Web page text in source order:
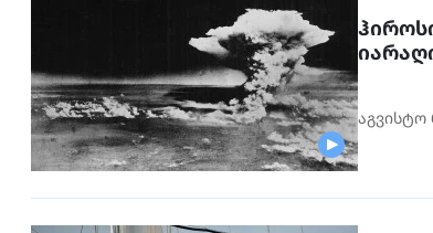
აგვისტო